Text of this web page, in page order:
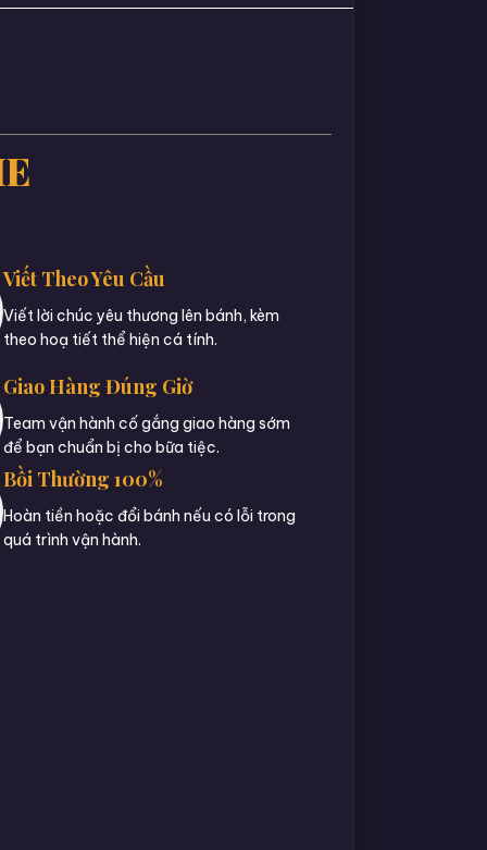
Viết Theo Yêu Cầu
Viết lời chúc yêu thương lên bánh, kèm
theo hoạ tiết thể hiện cá tính.
Giao Hàng Đúng Giờ
Team vận hành cố gắng giao hàng sớm
để bạn chuẩn bị cho bữa tiệc.
Bồi Thường 100%
Hoàn tiền hoặc đổi bánh nếu có lỗi trong
quá trình vận hành.